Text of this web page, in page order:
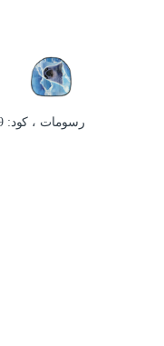
رسومات ، كود: 10379)